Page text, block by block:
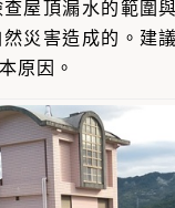
屋頂漏水的範圍
災害造成的。建
原因。